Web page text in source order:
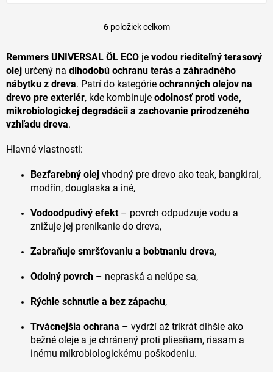
O
l
á
a
c
k
y
p
i
u
6položiek celkom
Remmers UNIVERSAL ÖL ECO je vodou riediteľný terasový
olej určený na dlhodobú ochranu terás a záhradného
nábytku z dreva. Patrí do kategórie ochranných olejov na
drevo pre exteriér, kde kombinuje odolnosť proti vode,
mikrobiologickej degradácii a zachovanie prirodzeného
vzhľadu dreva.
Hlavné vlastnosti:
Bezfarebný olej vhodný pre drevo ako teak, bangkirai,
modřín, douglaska a iné,
Vodoodpudivý efekt– povrch odpudzuje vodu a
znižuje jej prenikanie do dreva,
Zabraňuje smršťovaniu a bobtnaniu dreva,
Odolný povrch – nepraská a nelúpe sa,
Rýchle schnutie a bez zápachu,
Trvácnejšia ochrana – vydrží až trikrát dlhšie ako
bežné oleje a je chránený proti pliesňam, riasam a
inému mikrobiologickému poškodeniu.